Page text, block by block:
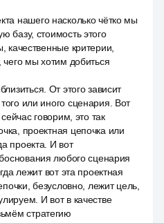
нашего насколько чётко мы
базу, стоимость этого
качественные критерии,
мы хотим добиться
От этого зависит
или иного сценария. Вот
говорим, это так
проектная цепочка или
проекта. И вот
любого сценария
лежит вот эта проектная
безусловно, лежит цель,
И вот в качестве
стратегию